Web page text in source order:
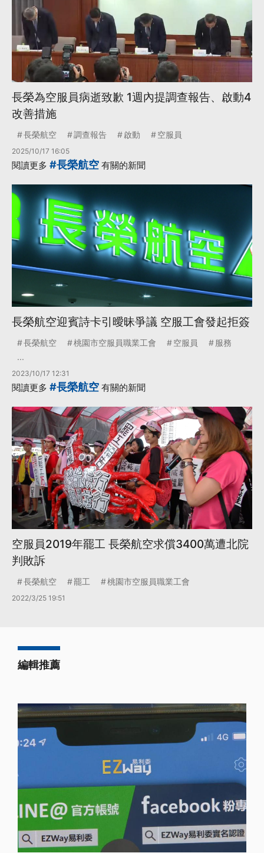
長榮為空服員病逝致歉 1週內提調查報告、啟動4
改善措施
長榮航空 調查報告 啟動 空服員
2025/10/17 16:05
閱讀更多 #長榮航空 有關的新聞
長榮航空迎賓詩卡引曖昧爭議 空服工會發起拒簽
長榮航空 桃園市空服員職業工會 空服員
服務
...
2023/10/17 12:31
閱讀更多 #長榮航空 有關的新聞
空服員2019年罷工 長榮航空求償3400萬遭北院
判敗訴
長榮航空 罷工 桃園市空服員職業工會
2022/3/25 19:51
編輯推薦